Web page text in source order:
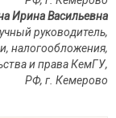
Ирина Васильевна
руководитель,
налогообложения,
и права КемГУ,
РФ, г. Кемерово